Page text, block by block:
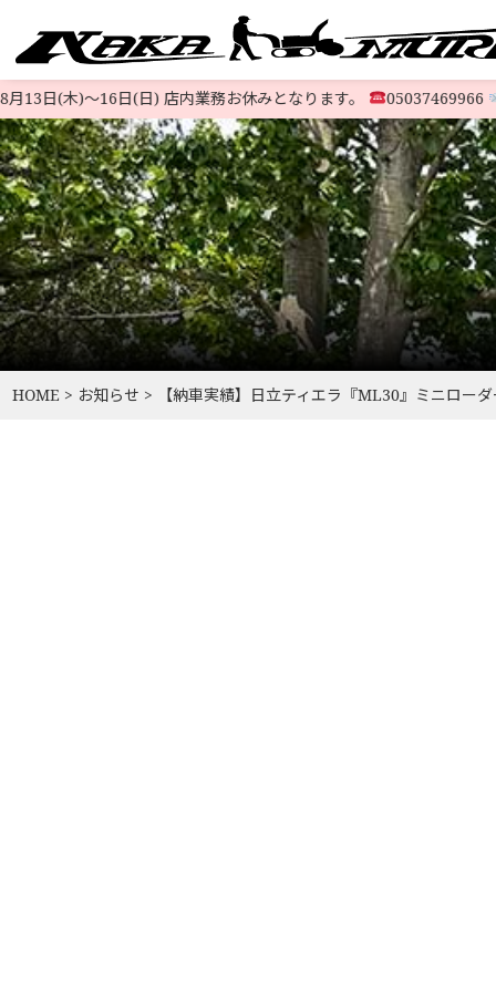
すべての中古除雪機
LINE-UP
注文方法 お支払
会社概要 特定商
(木)〜16日(日) 店内業務お休みとなります。 05037469966
HOME > お知らせ > 【納車実績】日立ティエラ『ML30』ミニロー